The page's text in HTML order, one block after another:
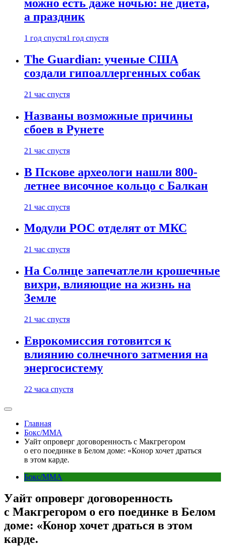
можно есть даже ночью: не диета,
а праздник
1 год спустя1 год спустя
The Guardian: ученые США
создали гипоаллергенных собак
21 час спустя
Названы возможные причины
сбоев в Рунете
21 час спустя
В Пскове археологи нашли 800-
летнее височное кольцо с Балкан
21 час спустя
Модули РОС отделят от МКС
21 час спустя
На Солнце запечатлели крошечные
вихри, влияющие на жизнь на
Земле
21 час спустя
Еврокомиссия готовится к
влиянию солнечного затмения на
энергосистему
22 часа спустя
Главная
Бокс/MMA
Уайт опроверг договоренность с Макгрегором
о его поединке в Белом доме: «Конор хочет драться
в этом карде.
Бокс/MMA
Уайт опроверг договоренность
с Макгрегором о его поединке в Белом
доме: «Конор хочет драться в этом
карде.